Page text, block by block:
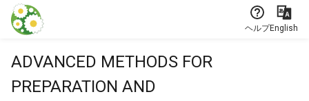
本文に飛ぶ
ヘルプEnglish
ADVANCED METHODS FOR
PREPARATION AND